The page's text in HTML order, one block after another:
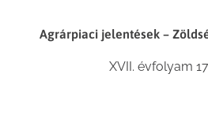
Agrárpiaci jelentések –
XVII. évfolyam